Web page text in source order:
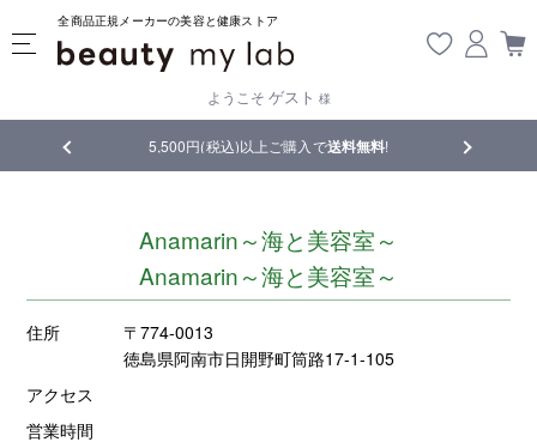
全商品正規メーカーの美容と健康ストア
ようこそ ゲスト 様
5,500円(税込)以上ご購入で送料無料! 【重要】
Anamarin～海と美容室～
Anamarin～海と美容室～
住所
〒774-0013
徳島県阿南市日開野町筒路17-1-105
アクセス
営業時間